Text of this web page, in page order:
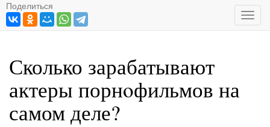
Поделиться
Сколько зарабатывают
актеры порнoфильмов на
самом деле?